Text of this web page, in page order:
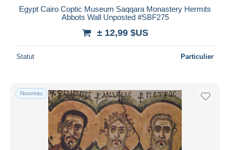
Egypt Cairo Coptic Museum Saqqara Monastery Hermits
Abbots Wall Unposted #SBF275
± 12,99 $US
Statut Particulier
Nouveau